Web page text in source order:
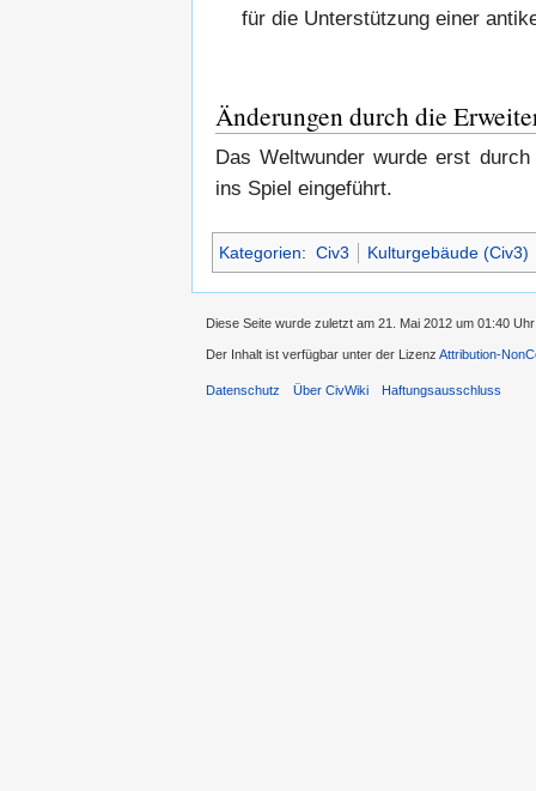
für die Unterstützung einer
Änderungen durch die
Das Weltwunder wurde erst
ins Spiel eingeführt.
Kategorien: Civ3 Kulturgebäude (Civ3)
Diese Seite wurde zuletzt am 21. Mai 2012 um 01:40
Der Inhalt ist verfügbar unter der Lizenz Attribution-
Datenschutz Über CivWiki Haftungsausschluss